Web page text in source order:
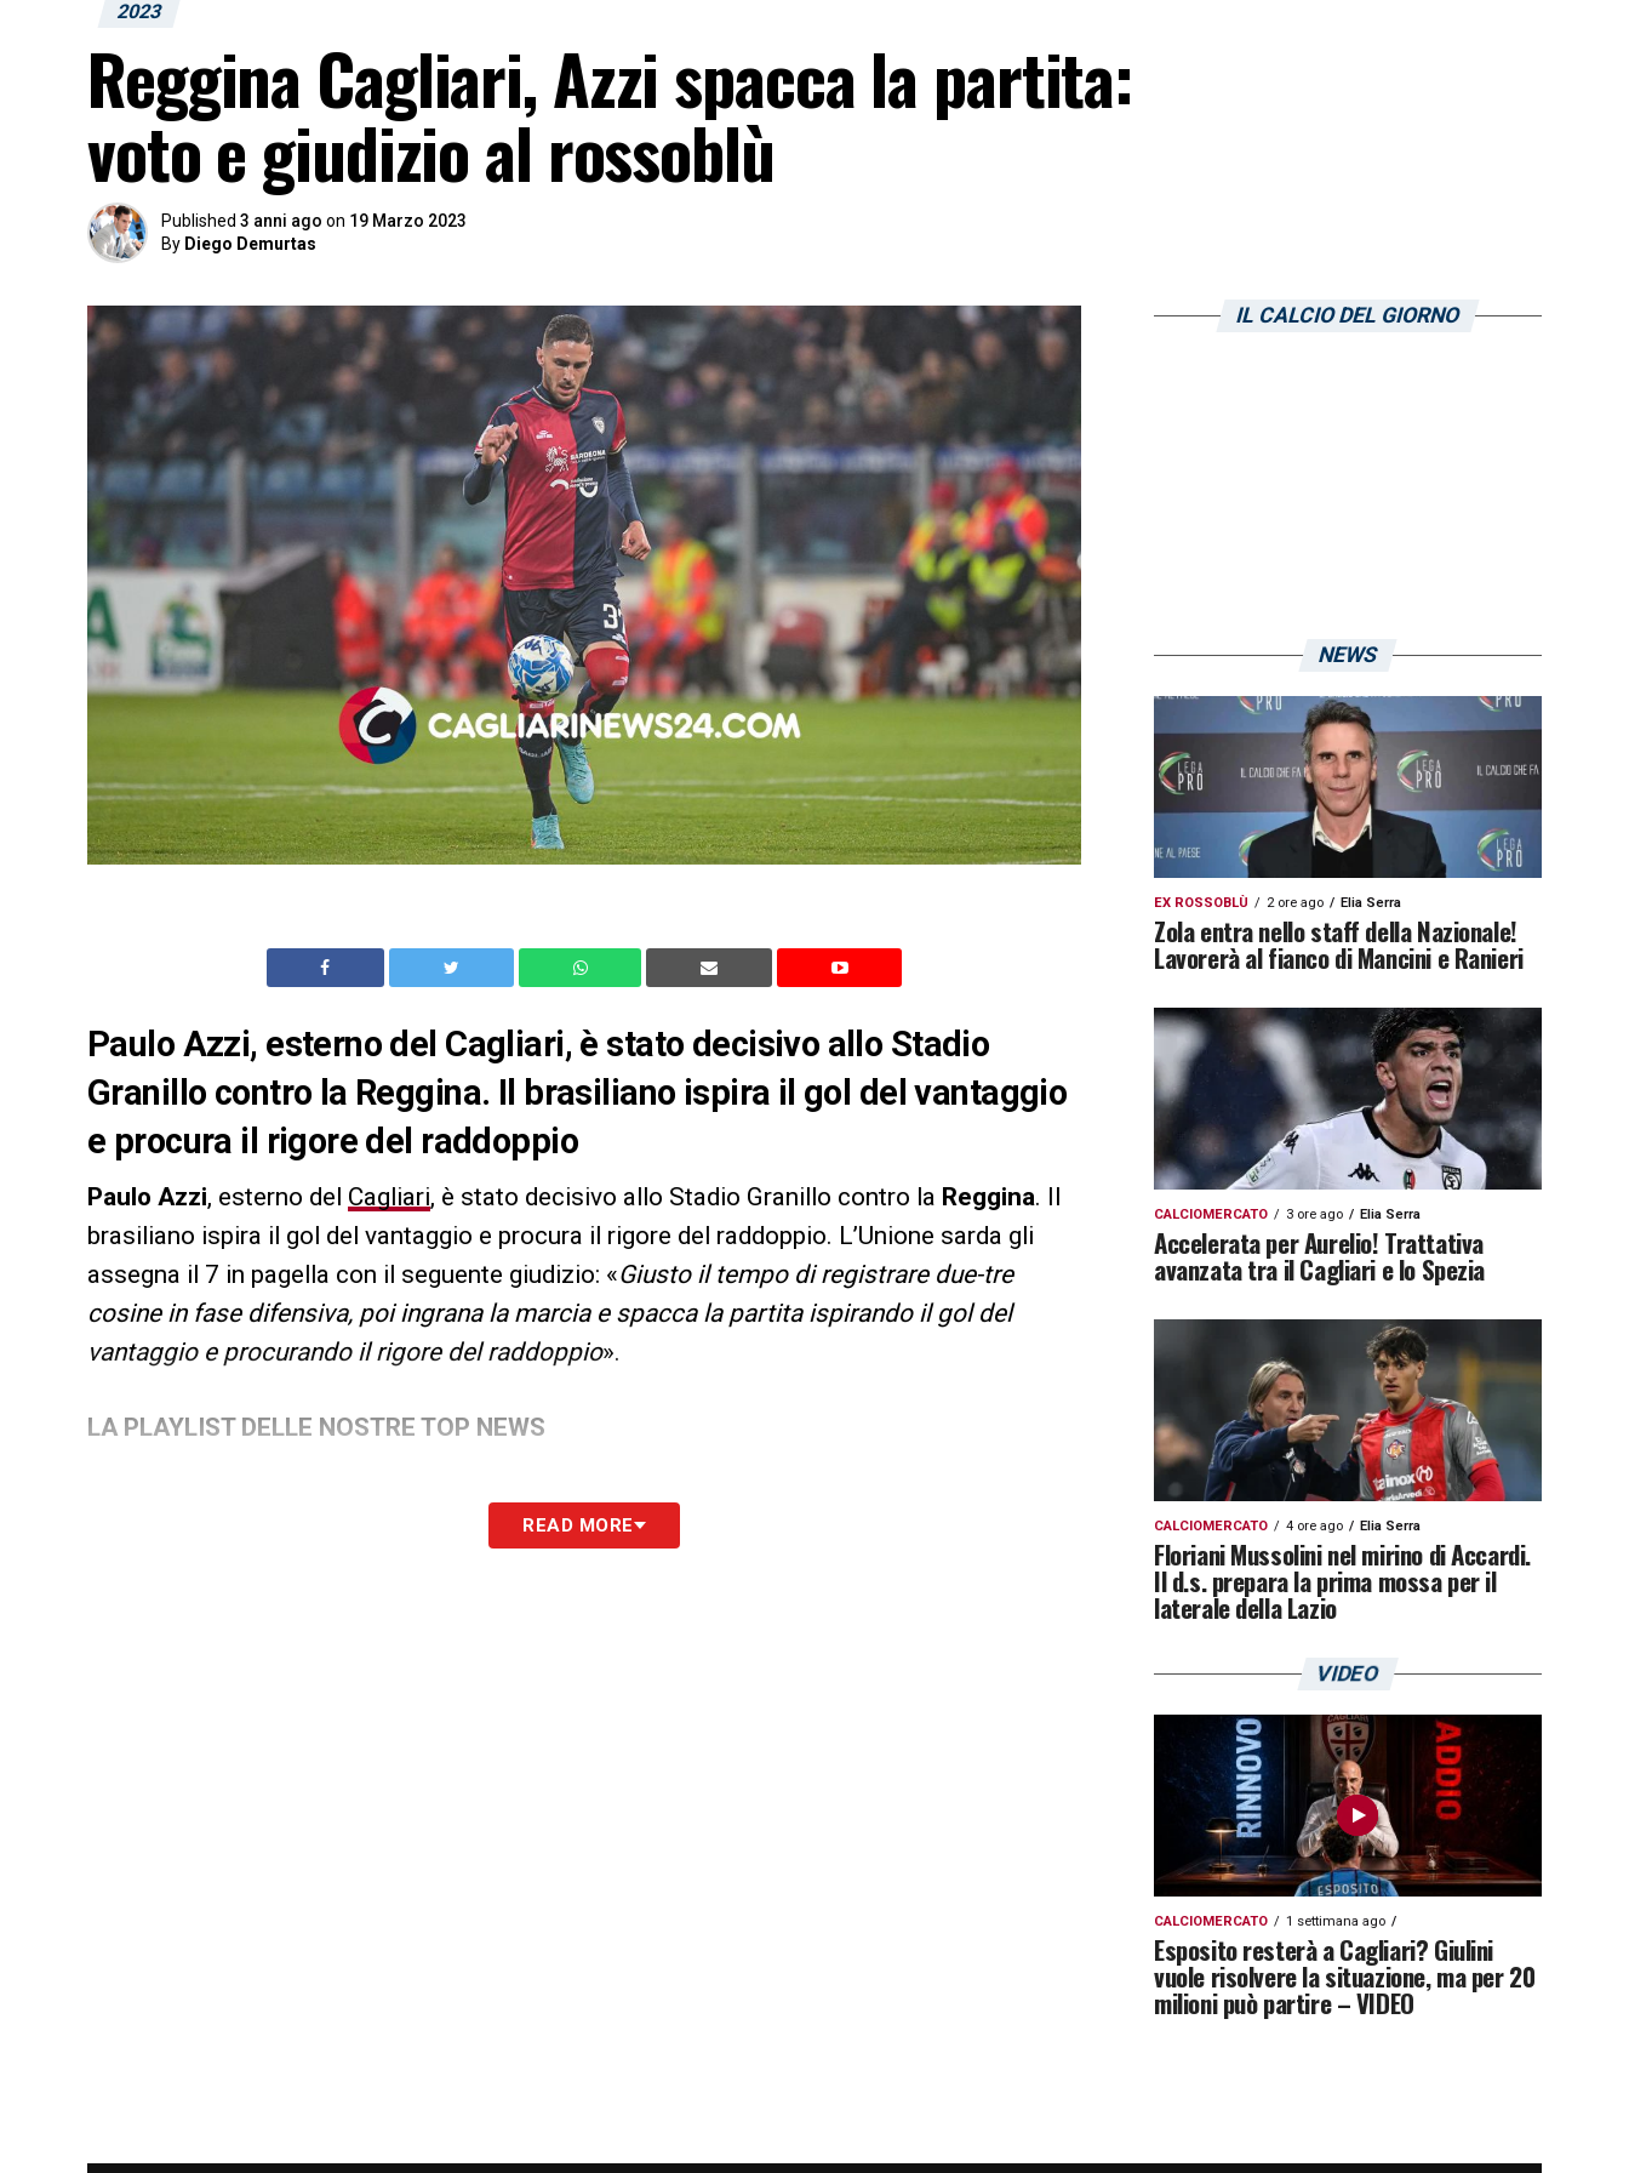
2023
Reggina Cagliari, Azzi spacca la partita:
voto e giudizio al rossoblù
Published 3 anni ago on 19 Marzo 2023
By Diego Demurtas
Paulo Azzi, esterno del Cagliari, è stato decisivo allo Stadio
Granillo contro la Reggina. Il brasiliano ispira il gol del vantaggio
e procura il rigore del raddoppio
Paulo Azzi, esterno del Cagliari, è stato decisivo allo Stadio Granillo contro la Reggina. Il
brasiliano ispira il gol del vantaggio e procura il rigore del raddoppio. L’Unione sarda gli
assegna il 7 in pagella con il seguente giudizio: «Giusto il tempo di registrare due-tre
cosine in fase difensiva, poi ingrana la marcia e spacca la partita ispirando il gol del
vantaggio e procurando il rigore del raddoppio».
LA PLAYLIST DELLE NOSTRE TOP NEWS
READ MORE
IL CALCIO DEL GIORNO
NEWS
EX ROSSOBLÙ 2 ore ago Elia Serra
Zola entra nello staff della Nazionale!
Lavorerà al fianco di Mancini e Ranieri
CALCIOMERCATO 3 ore ago Elia Serra
Accelerata per Aurelio! Trattativa
avanzata tra il Cagliari e lo Spezia
CALCIOMERCATO 4 ore ago Elia Serra
Floriani Mussolini nel mirino di Accardi.
Il d.s. prepara la prima mossa per il
laterale della Lazio
VIDEO
CALCIOMERCATO 1 settimana ago
Esposito resterà a Cagliari? Giulini
vuole risolvere la situazione, ma per 20
milioni può partire – VIDEO